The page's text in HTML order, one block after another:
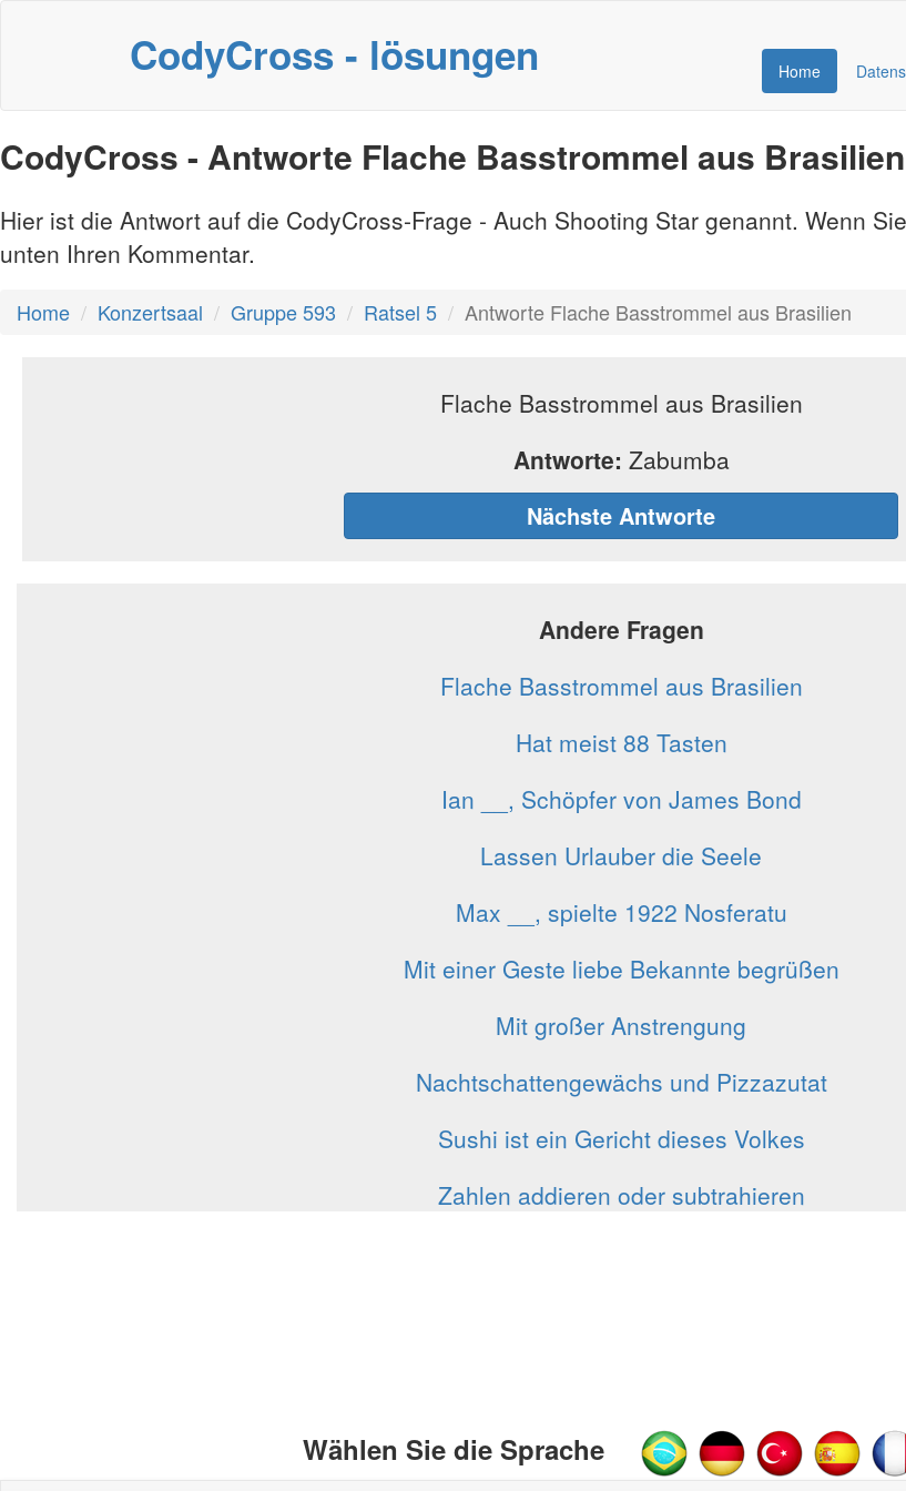
CodyCross - lösungen Home
CodyCross - Antworte Flache Basstrommel aus Brasilien
Hier ist die Antwort auf die CodyCross-Frage - Auch Shooting Star genannt. Wenn
unten Ihren Kommentar.
Home Konzertsaal Gruppe 593 Ratsel 5 Antworte Flache Basstrommel aus Brasilien
Flache Basstrommel aus Brasilien
Antworte: Zabumba
Nächste Antworte
Andere Fragen
Flache Basstrommel aus Brasilien
Hat meist 88 Tasten
Ian __, Schöpfer von James Bond
Lassen Urlauber die Seele
Max __, spielte 1922 Nosferatu
Mit einer Geste liebe Bekannte begrüßen
Mit großer Anstrengung
Nachtschattengewächs und Pizzazutat
Sushi ist ein Gericht dieses Volkes
Zahlen addieren oder subtrahieren
Wählen Sie die Sprache